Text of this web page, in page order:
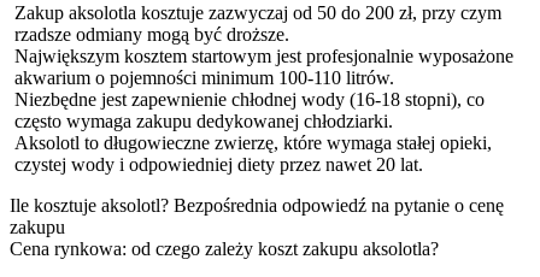
Zakup aksolotla kosztuje zazwyczaj od 50 do 200 zł, przy czym
rzadsze odmiany mogą być droższe.
Największym kosztem startowym jest profesjonalnie wyposażone
akwarium o pojemności minimum 100-110 litrów.
Niezbędne jest zapewnienie chłodnej wody (16-18 stopni), co
często wymaga zakupu dedykowanej chłodziarki.
Aksolotl to długowieczne zwierzę, które wymaga stałej opieki,
czystej wody i odpowiedniej diety przez nawet 20 lat.
Ile kosztuje aksolotl? Bezpośrednia odpowiedź na pytanie o cenę
zakupu
Cena rynkowa: od czego zależy koszt zakupu aksolotla?